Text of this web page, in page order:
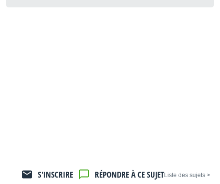
< Liste des sujets
RÉPONDRE À CE SUJET
S'INSCRIRE